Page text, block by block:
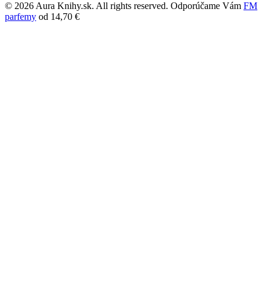
© 2026 Aura Knihy.sk. All rights reserved. Odporúčame Vám FM
parfemy od 14,70 €